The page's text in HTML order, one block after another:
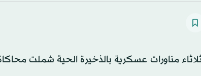
مناورات عسكرية بالذخيرة الحية شملت